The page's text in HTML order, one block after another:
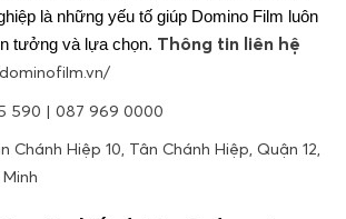
là những yếu tố giúp Domino Film luôn
tưởng và lựa chọn. Thông tin liên hệ
590 | 087 969 0000
Chánh Hiệp 10, Tân Chánh Hiệp, Quận 12,